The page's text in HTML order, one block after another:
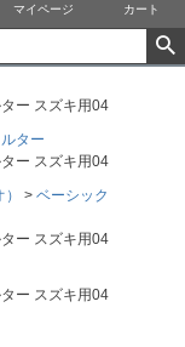
マイページ カート
ー スズキ用04
ター
ー スズキ用04
ベーシック
ー スズキ用04
ー スズキ用04